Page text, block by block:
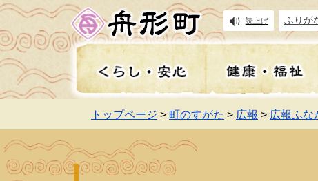
読上げ ふりが
住民基本台帳 住ま
健康 高齢
妊娠・出産 保育
入札情報 地域
イベント・祭り 遊ぶ
広報 施策
トップページ > 町のすがた > 広報 > 広報ふな